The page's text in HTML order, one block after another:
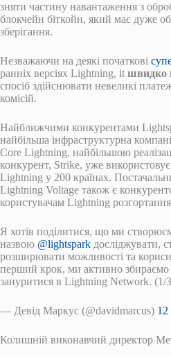
зняти частину навантаження з
блокчейн біткойн, який має дуже
зберігання.
Незважаючи на деякі початкові
ранніх версіях Lightning, it швидко
спосіб здійснювати невеликі
комісій.
Найближчими конкурентами
найбільша інфраструктурна
Core Lightning, найбільшою
конкурент, Strike, уже
Lightning у 200 країнах.
Lightning Voltage також є
користувачам Lightning
Я хотів поділитися, що ми
назвою @lightspark досліджувати,
розширювати можливості та
перший крок, ми активно
зануритися в Lightning Network. (1/
— Девід Маркус (@davidmarcus) 12
Колишній виконавчий директор